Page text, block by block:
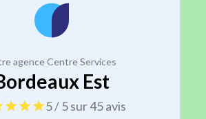
agence Centre Services
Est
5 / 5 sur 45 avis